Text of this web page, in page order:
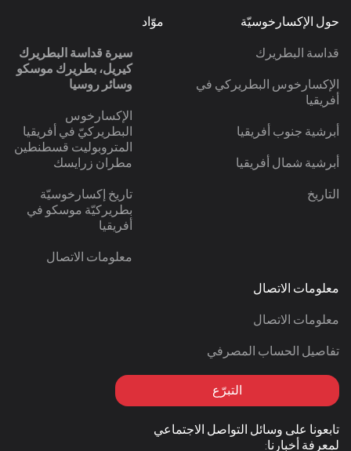
حول الإكسارخوسيّة
قداسة البطريرك
الإكسارخوس البطريركي في
أفريقيا
أبرشية جنوب أفريقيا
أبرشية شمال أفريقيا
التاريخ
موّاد
سيرة قداسة البطريرك
كيريل، بطريرك موسكو
وسائر روسيا
الإكسارخوس
البطريركيّ في أفريقيا
المتروبوليت قسطنطين
مطران زرايسك
تاريخ إكسارخوسيّة
بطريركيّة موسكو في
أفريقيا
معلومات الاتصال
معلومات الاتصال
معلومات الاتصال
تفاصيل الحساب المصرفي
التبرّع
تابعونا على وسائل التواصل الاجتماعي
لمعرفة أخبارنا: